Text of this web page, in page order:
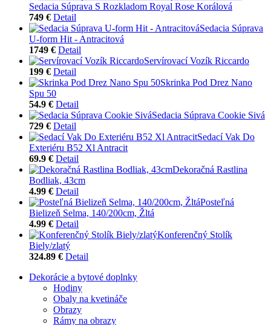
Sedacia Súprava S Rozkladom Royal Rose Korálová
749 € Detail
Sedacia Súprava
U-form Hit - Antracitová
1749 € Detail
Servírovací Vozík Riccardo
199 € Detail
Skrinka Pod Drez Nano
Spu 50
54.9 € Detail
Sedacia Súprava Cookie Sivá
729 € Detail
Sedací Vak Do
Exteriéru B52 Xl Antracit
69.9 € Detail
Dekoračná Rastlina
Bodliak, 43cm
4.99 € Detail
Posteľná
Bielizeň Selma, 140/200cm, Žltá
4.99 € Detail
Konferenčný Stolík
Biely/zlatý
324.89 € Detail
Dekorácie a bytové doplnky
Hodiny
Obaly na kvetináče
Obrazy
Rámy na obrazy